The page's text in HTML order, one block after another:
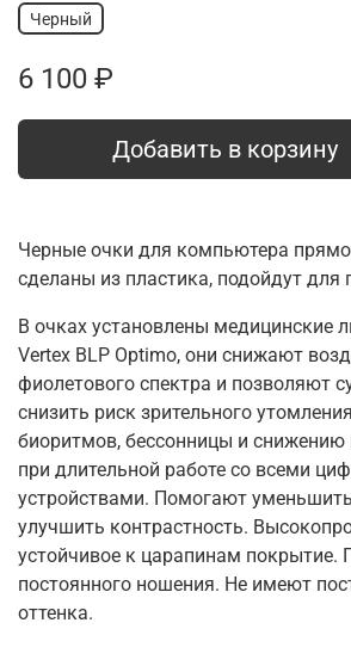
Черный
6 100 ₽
Добавить в корзину
Черные очки для компьютера
сделаны из пластика, подойдут для
В очках установлены медицинские
Vertex BLP Optimo, они снижают
фиолетового спектра и позволяют
снизить риск зрительного
биоритмов, бессонницы и снижению
при длительной работе со всеми
устройствами. Помогают
улучшить контрастность.
устойчивое к царапинам покрытие.
постоянного ношения. Не имеют
оттенка.